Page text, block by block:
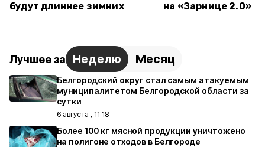
будут длиннее зимних
на «Зарнице 2.0»
Лучшее за Неделю Месяц
Белгородский округ стал самым атакуемым
муниципалитетом Белгородской области за
сутки
6 августа , 11:18
Более 100 кг мясной продукции уничтожено
на полигоне отходов в Белгороде